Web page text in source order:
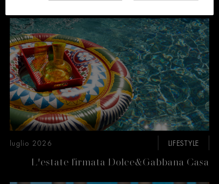
LIFESTYLE
luglio 2026
L'estate firmata Dolce&Gabbana Casa